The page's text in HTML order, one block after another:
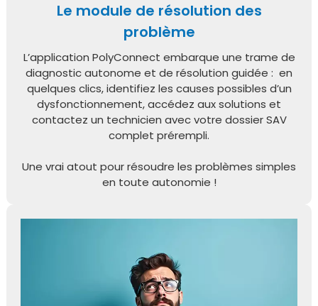
Le module de résolution des
problème
L’application PolyConnect embarque une trame de
diagnostic autonome et de résolution guidée : en
quelques clics, identifiez les causes possibles d’un
dysfonctionnement, accédez aux solutions et
contactez un technicien avec votre dossier SAV
complet prérempli.
Une vrai atout pour résoudre les problèmes simples
en toute autonomie !